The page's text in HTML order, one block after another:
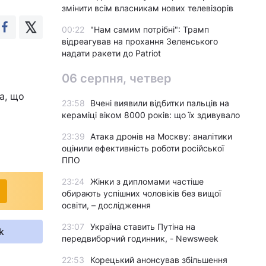
що
змінити всім власникам нових телевізорів
00:22
"Нам самим потрібні": Трамп
відреагував на прохання Зеленського
надати ракети до Patriot
06 серпня, четвер
23:58
Вчені виявили відбитки пальців на
кераміці віком 8000 років: що їх здивувало
23:39
Атака дронів на Москву: аналітики
оцінили ефективність роботи російської
ППО
23:24
Жінки з дипломами частіше
обирають успішних чоловіків без вищої
освіти, – дослідження
23:07
Україна ставить Путіна на
передвиборчий годинник, - Newsweek
22:53 Корецький анонсував збільшення